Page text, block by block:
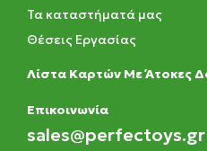
Τα καταστήματά μας
Θέσεις Εργασίας
Λίστα Καρτών Με Άτοκες
Eπικοινωνία
sales@perfectoys.gr